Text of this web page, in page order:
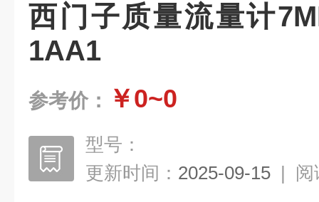
西门子质量流量计
1AA1
参考价： ￥0~0
型号：
更新时间： 2025-09-15 | 阅